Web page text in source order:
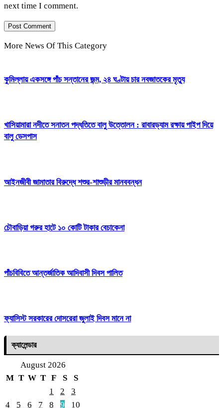
next time I comment.
More News Of This Category
কুমিল্লায় একসঙ্গে পাঁচ সন্তানের জন্ম, ২৪ ঘণ্টায় চার নবজাতকের মৃত্যু
খাসিয়ামারা নদীতে সনাতন পদ্ধতিতে বালু উত্তোলন : রাবারড্যাম রক্ষায় পাইপ দিয়ে
বালু ডেসপাস
আইনজীবী জামাতার বিরুদ্ধে শশুর-শাশুড়ীর মানববন্ধন
চৌবাড়িয়া গরুর হাটে ১০ কোটি টাকার বেচাকেনা
পাঁচবিবিতে আন্তর্জাতিক আদিবাসী দিবস পালিত
ফ্যাসিস্ট সরকারের দোসরেরা জুলাই দিবস মানে না
ক্যালেন্ডার
August 2026
M T W T F S
S
1
2
3
4
5 6 7 8 9
10